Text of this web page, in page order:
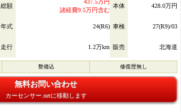
総額
437.5万円
諸経費9.5万円含む
本体 428.0万円
年式 24(R6) 車検 27(R9)/03
走行 1.2万km 販売 北海道
整備込 修復歴無し
無料お問い合わせ
カーセンサー.netに移動します